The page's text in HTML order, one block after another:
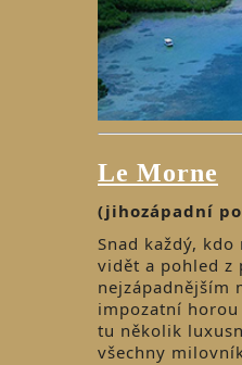
Le Morne
(jihozápadní
Snad každý,
vidět a pohled z
nejzápadnějším
impozatní horou
tu několik
všechny